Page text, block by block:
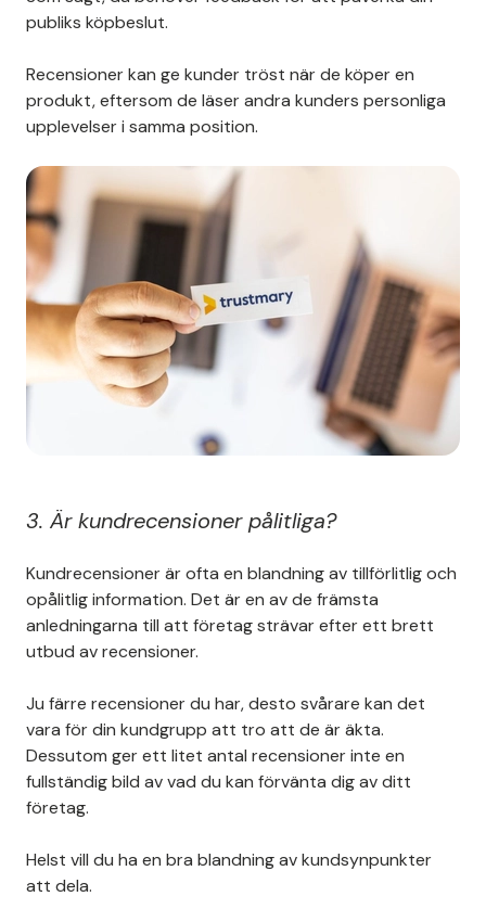
publiks köpbeslut.
Recensioner kan ge kunder tröst när de köper en
produkt, eftersom de läser andra kunders personliga
upplevelser i samma position.
3. Är kundrecensioner pålitliga?
Kundrecensioner är ofta en blandning av tillförlitlig och
opålitlig information. Det är en av de främsta
anledningarna till att företag strävar efter ett brett
utbud av recensioner.
Ju färre recensioner du har, desto svårare kan det
vara för din kundgrupp att tro att de är äkta.
Dessutom ger ett litet antal recensioner inte en
fullständig bild av vad du kan förvänta dig av ditt
företag.
Helst vill du ha en bra blandning av kundsynpunkter
att dela.